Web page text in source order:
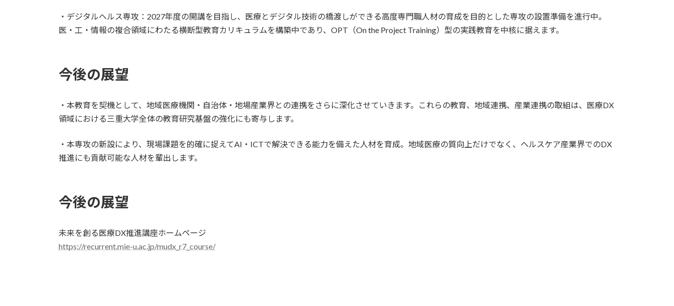
・デジタルヘルス専攻：2027年度の開講を目指し、医療とデジタル技術の橋渡しができる高度専門職人材の育成を目的とした専攻の設置準備を進行中。
医・工・情報の複合領域にわたる横断型教育カリキュラムを構築中であり、OPT（On the Project Training）型の実践教育を中核に据えます。
今後の展望
・本教育を契機として、地域医療機関・自治体・地場産業界との連携をさらに深化させていきます。これらの教育、地域連携、産業連携の取組は、医療DX
領域における三重大学全体の教育研究基盤の強化にも寄与します。
・本専攻の新設により、現場課題を的確に捉えてAI・ICTで解決できる能力を備えた人材を育成。地域医療の質向上だけでなく、ヘルスケア産業界でのDX
推進にも貢献可能な人材を輩出します。
今後の展望
未来を創る医療DX推進講座ホームページ
https://recurrent.mie-u.ac.jp/mudx_r7_course/